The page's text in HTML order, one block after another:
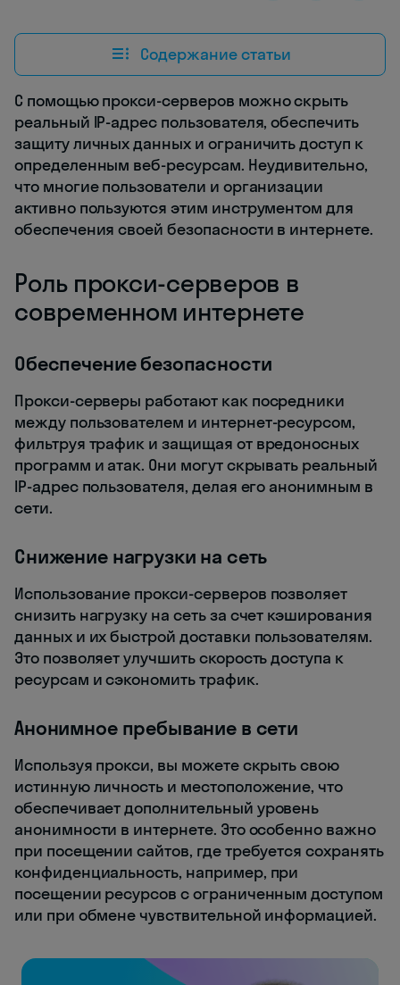
Содержание статьи
С помощью прокси-серверов можно скрыть
реальный IP-адрес пользователя, обеспечить
защиту личных данных и ограничить доступ к
определенным веб-ресурсам. Неудивительно,
что многие пользователи и организации
активно пользуются этим инструментом для
обеспечения своей безопасности в интернете.
Роль прокси-серверов в
современном интернете
Обеспечение безопасности
Прокси-серверы работают как посредники
между пользователем и интернет-ресурсом,
фильтруя трафик и защищая от вредоносных
программ и атак. Они могут скрывать реальный
IP-адрес пользователя, делая его анонимным в
сети.
Снижение нагрузки на сеть
Использование прокси-серверов позволяет
снизить нагрузку на сеть за счет кэширования
данных и их быстрой доставки пользователям.
Это позволяет улучшить скорость доступа к
ресурсам и сэкономить трафик.
Анонимное пребывание в сети
Используя прокси, вы можете скрыть свою
истинную личность и местоположение, что
обеспечивает дополнительный уровень
анонимности в интернете. Это особенно важно
при посещении сайтов, где требуется сохранять
конфиденциальность, например, при
посещении ресурсов с ограниченным доступом
или при обмене чувствительной информацией.